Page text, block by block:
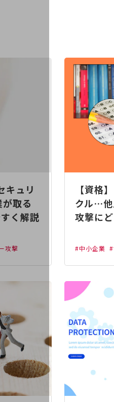
キュリ
取る
く解説
攻撃
【資格
クル…他
攻撃に
#中小企業